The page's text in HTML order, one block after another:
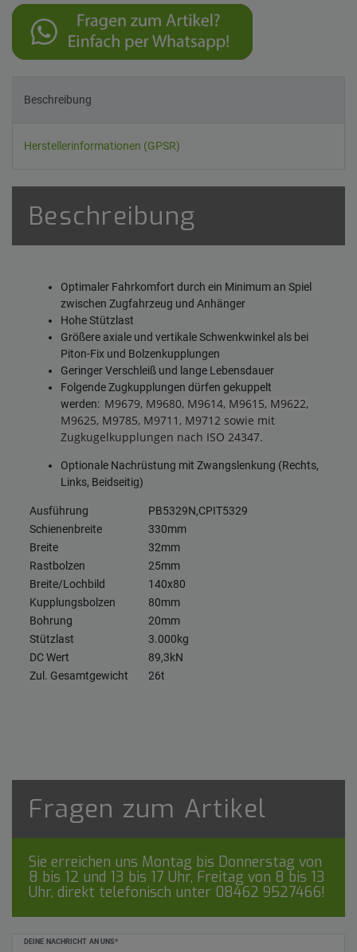
Beschreibung
Herstellerinformationen (GPSR)
Beschreibung
Optimaler Fahrkomfort durch ein Minimum an Spiel
zwischen Zugfahrzeug und Anhänger
Hohe Stützlast
Größere axiale und vertikale Schwenkwinkel als bei
Piton-Fix und Bolzenkupplungen
Geringer Verschleiß und lange Lebensdauer
Folgende Zugkupplungen dürfen gekuppelt
werden: M9679, M9680, M9614, M9615, M9622,
M9625, M9785, M9711, M9712 sowie mit
Zugkugelkupplungen nach ISO 24347.
Optionale Nachrüstung mit Zwangslenkung (Rechts,
Links, Beidseitig)
Ausführung
PB5329N,CPIT5329
Schienenbreite
330mm
Breite
32mm
Rastbolzen
25mm
Breite/Lochbild
140x80
Kupplungsbolzen
80mm
Bohrung
20mm
Stützlast
3.000kg
DC Wert
89,3kN
Zul. Gesamtgewicht
26t
Fragen zum Artikel
Sie erreichen uns Montag bis Donnerstag von
8 bis 12 und 13 bis 17 Uhr, Freitag von 8 bis 13
Uhr, direkt telefonisch unter 08462 9527466!
DEINE NACHRICHT AN UNS*
Ceres::Template.mailFormHoneypotLabel